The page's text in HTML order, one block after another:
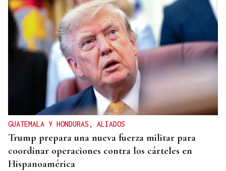
GUATEMALA Y HONDURAS, ALIADOS
Trump prepara una nueva fuerza militar para
coordinar operaciones contra los cárteles en
Hispanoamérica